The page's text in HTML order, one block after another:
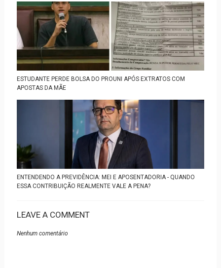
ESTUDANTE PERDE BOLSA DO PROUNI APÓS EXTRATOS COM
APOSTAS DA MÃE
ENTENDENDO A PREVIDÊNCIA: MEI E APOSENTADORIA - QUANDO
ESSA CONTRIBUIÇÃO REALMENTE VALE A PENA?
LEAVE A COMMENT
Nenhum comentário